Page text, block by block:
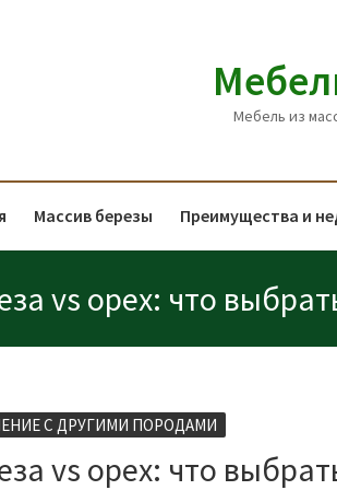
Мебель из
Массив березы Преимущества и
vs орех: что
С ДРУГИМИ ПОРОДАМИ
vs орех: что